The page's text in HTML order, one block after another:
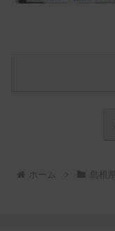
ホーム 島根県